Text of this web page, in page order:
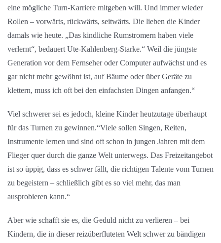
eine mögliche Turn-Karriere mitgeben will. Und immer wieder
Rollen – vorwärts, rückwärts, seitwärts. Die lieben die Kinder
damals wie heute. „Das kindliche Rumstromern haben viele
verlernt“, bedauert Ute-Kahlenberg-Starke.“ Weil die jüngste
Generation vor dem Fernseher oder Computer aufwächst und es
gar nicht mehr gewöhnt ist, auf Bäume oder über Geräte zu
klettern, muss ich oft bei den einfachsten Dingen anfangen.“
Viel schwerer sei es jedoch, kleine Kinder heutzutage überhaupt
für das Turnen zu gewinnen.“Viele sollen Singen, Reiten,
Instrumente lernen und sind oft schon in jungen Jahren mit dem
Flieger quer durch die ganze Welt unterwegs. Das Freizeitangebot
ist so üppig, dass es schwer fällt, die richtigen Talente vom Turnen
zu begeistern – schließlich gibt es so viel mehr, das man
ausprobieren kann.“
Aber wie schafft sie es, die Geduld nicht zu verlieren – bei
Kindern, die in dieser reizüberfluteten Welt schwer zu bändigen